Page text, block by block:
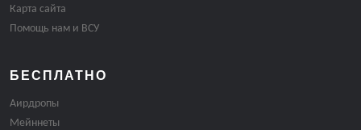
Карта сайта
Помощь нам и ВСУ
БЕСПЛАТНО
Аирдропы
Мейннеты